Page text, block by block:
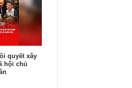
quyết xây
hội chủ